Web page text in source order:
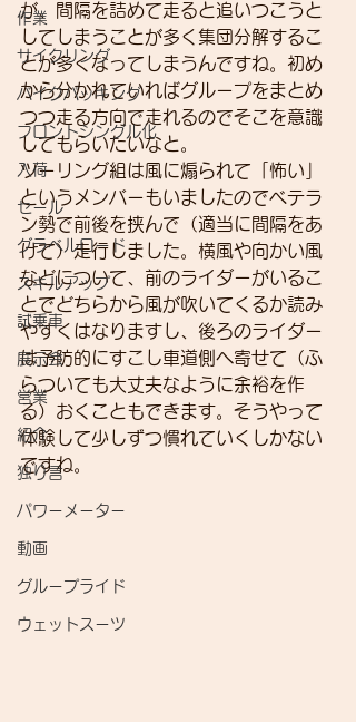
作業
サイクリング
バイクパッキング
フロントシングル化
入荷
セール
グラベルロード
スキルアップ
試乗車
展示会
営業
紹介
独り言
パワーメーター
動画
グループライド
ウェットスーツ
が、間隔を詰めて走ると追いつこうと
してしまうことが多く集団分解するこ
とが多くなってしまうんですね。初め
から分かれていればグループをまとめ
つつ走る方向で走れるのでそこを意識
してもらいたいなと。
ツーリング組は風に煽られて「怖い」
というメンバーもいましたのでベテラ
ン勢で前後を挟んで（適当に間隔をあ
けて）走行しました。横風や向かい風
などについて、前のライダーがいるこ
とでどちらから風が吹いてくるか読み
やすくはなりますし、後ろのライダー
は予防的にすこし車道側へ寄せて（ふ
らついても大丈夫なように余裕を作
る）おくこともできます。そうやって
体験して少しずつ慣れていくしかない
ですね。